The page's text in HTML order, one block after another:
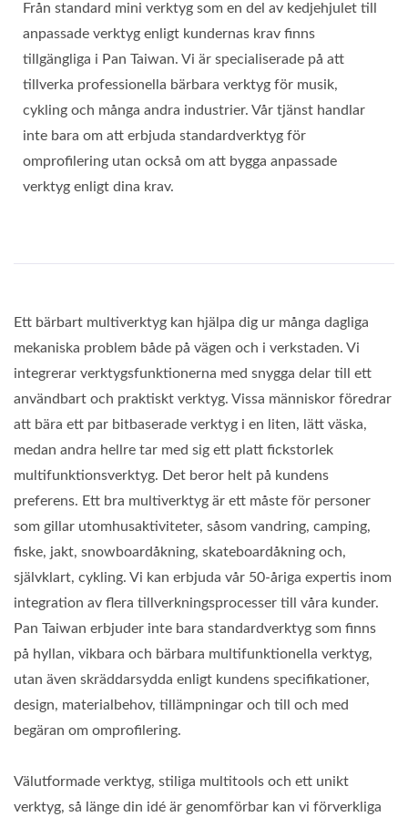
Från standard mini verktyg som en del av kedjehjulet till
anpassade verktyg enligt kundernas krav finns
tillgängliga i Pan Taiwan. Vi är specialiserade på att
tillverka professionella bärbara verktyg för musik,
cykling och många andra industrier. Vår tjänst handlar
inte bara om att erbjuda standardverktyg för
omprofilering utan också om att bygga anpassade
verktyg enligt dina krav.
Ett bärbart multiverktyg kan hjälpa dig ur många dagliga
mekaniska problem både på vägen och i verkstaden. Vi
integrerar verktygsfunktionerna med snygga delar till ett
användbart och praktiskt verktyg. Vissa människor föredrar
att bära ett par bitbaserade verktyg i en liten, lätt väska,
medan andra hellre tar med sig ett platt fickstorlek
multifunktionsverktyg. Det beror helt på kundens
preferens. Ett bra multiverktyg är ett måste för personer
som gillar utomhusaktiviteter, såsom vandring, camping,
fiske, jakt, snowboardåkning, skateboardåkning och,
självklart, cykling. Vi kan erbjuda vår 50-åriga expertis inom
integration av flera tillverkningsprocesser till våra kunder.
Pan Taiwan erbjuder inte bara standardverktyg som finns
på hyllan, vikbara och bärbara multifunktionella verktyg,
utan även skräddarsydda enligt kundens specifikationer,
design, materialbehov, tillämpningar och till och med
begäran om omprofilering.
Välutformade verktyg, stiliga multitools och ett unikt
verktyg, så länge din idé är genomförbar kan vi förverkliga